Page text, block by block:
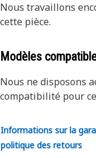
Nous travaillons
cette pièce.
Modèles
Nous ne disposons
compatibilité pour
Informations sur la
politique des retours